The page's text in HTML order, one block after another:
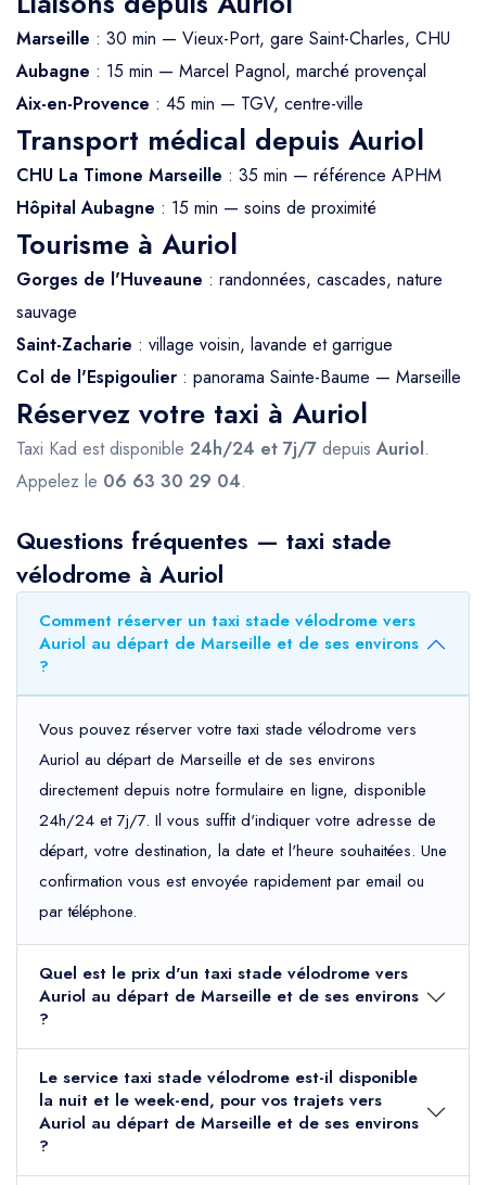
Marseille : 30 min — Vieux-Port, gare Saint-Charles, CHU
Aubagne : 15 min — Marcel Pagnol, marché provençal
Aix-en-Provence : 45 min — TGV, centre-ville
Transport médical depuis Auriol
CHU La Timone Marseille : 35 min — référence APHM
Hôpital Aubagne : 15 min — soins de proximité
Tourisme à Auriol
Gorges de l'Huveaune : randonnées, cascades, nature
sauvage
Saint-Zacharie : village voisin, lavande et garrigue
Col de l'Espigoulier : panorama Sainte-Baume — Marseille
Réservez votre taxi à Auriol
Taxi Kad est disponible 24h/24 et 7j/7 depuis Auriol.
Appelez le 06 63 30 29 04.
Questions fréquentes — taxi stade
vélodrome à Auriol
Comment réserver un taxi stade vélodrome vers
Auriol au départ de Marseille et de ses environs
?
Vous pouvez réserver votre taxi stade vélodrome vers
Auriol au départ de Marseille et de ses environs
directement depuis notre formulaire en ligne, disponible
24h/24 et 7j/7. Il vous suffit d'indiquer votre adresse de
départ, votre destination, la date et l'heure souhaitées. Une
confirmation vous est envoyée rapidement par email ou
par téléphone.
Quel est le prix d'un taxi stade vélodrome vers
Auriol au départ de Marseille et de ses environs
?
Le service taxi stade vélodrome est-il disponible
la nuit et le week-end, pour vos trajets vers
Auriol au départ de Marseille et de ses environs
?